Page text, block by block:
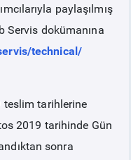
paylaşılmış
Servis dokümanına
technical/
teslim tarihlerine
2019 tarihinde Gün
sonra